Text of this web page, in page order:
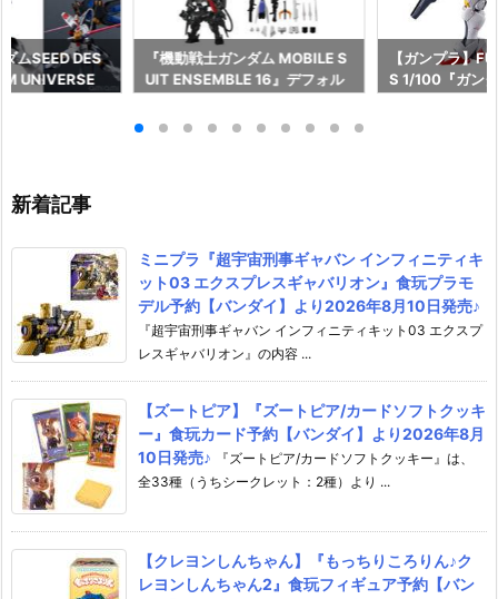
ムSEED DES
UNIVERSE
『機動戦士ガンダム MOBILE S
UIT ENSEMBLE 16』デフォル
イ】より2026年12月再販予定♪
【ガンプラ】
S 1/100『ガン
新着記事
ミニプラ『超宇宙刑事ギャバン インフィニティキ
ット03 エクスプレスギャバリオン』食玩プラモ
デル予約【バンダイ】より2026年8月10日発売♪
『超宇宙刑事ギャバン インフィニティキット03 エクスプ
レスギャバリオン』の内容 ...
【ズートピア】『ズートピア/カードソフトクッキ
ー』食玩カード予約【バンダイ】より2026年8月
10日発売♪
『ズートピア/カードソフトクッキー』は、
全33種（うちシークレット：2種）より ...
【クレヨンしんちゃん】『もっちりころりん♪ク
レヨンしんちゃん2』食玩フィギュア予約【バン